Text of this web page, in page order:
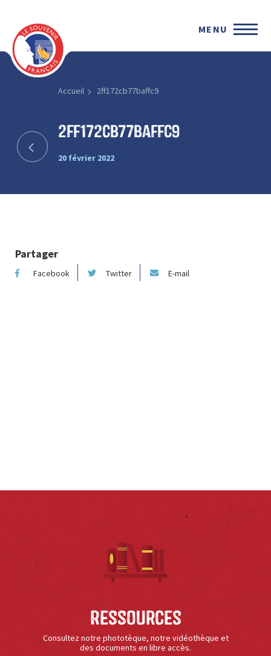
MENU
Accueil 2ff172cb77baffc9
2ff172cb77baffc9
20 février 2022
Partager
Facebook Twitter E-mail
Ressources
Consultez notre phototèque, notre vidéothèque et
des documents en libre accès.